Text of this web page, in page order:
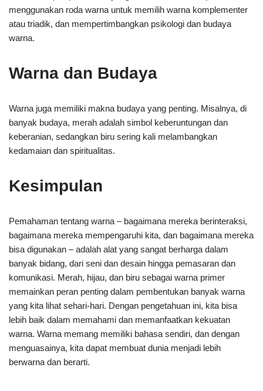
menggunakan roda warna untuk memilih warna komplementer
atau triadik, dan mempertimbangkan psikologi dan budaya
warna.
Warna dan Budaya
Warna juga memiliki makna budaya yang penting. Misalnya, di
banyak budaya, merah adalah simbol keberuntungan dan
keberanian, sedangkan biru sering kali melambangkan
kedamaian dan spiritualitas.
Kesimpulan
Pemahaman tentang warna – bagaimana mereka berinteraksi,
bagaimana mereka mempengaruhi kita, dan bagaimana mereka
bisa digunakan – adalah alat yang sangat berharga dalam
banyak bidang, dari seni dan desain hingga pemasaran dan
komunikasi. Merah, hijau, dan biru sebagai warna primer
memainkan peran penting dalam pembentukan banyak warna
yang kita lihat sehari-hari. Dengan pengetahuan ini, kita bisa
lebih baik dalam memahami dan memanfaatkan kekuatan
warna. Warna memang memiliki bahasa sendiri, dan dengan
menguasainya, kita dapat membuat dunia menjadi lebih
berwarna dan berarti.